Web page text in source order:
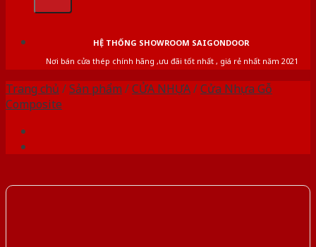
HỆ THỐNG SHOWROOM SAIGONDOOR
Nơi bán cửa thép chính hãng ,ưu đãi tốt nhất , giá rẻ nhất năm 2021
Trang chủ /Sản phẩm /CỬA NHỰA/Cửa Nhựa Gỗ
Composite